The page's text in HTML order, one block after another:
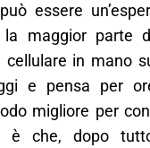
essere
la maggior parte
cellulare in mano
e pensa per
migliore per
è che, dopo